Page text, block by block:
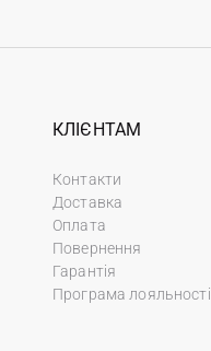
КЛІЄНТАМ
Контакти
Доставка
Оплата
Повернення
Гарантія
Програма лояльності